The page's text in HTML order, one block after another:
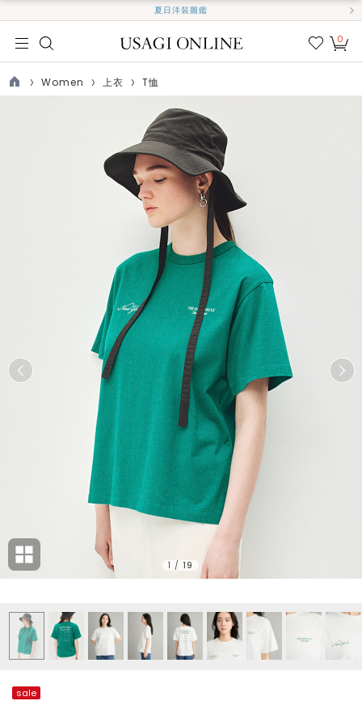
夏日洋裝圖鑑
我的
0
TOP
Women 上衣 T恤
1 / 19
sale